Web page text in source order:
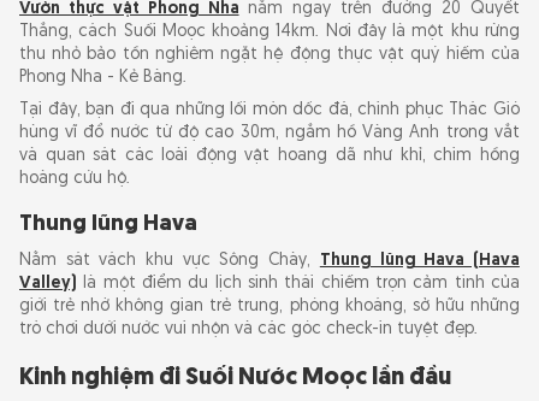
Vườn thực vật Phong Nha nằm ngay trên đường 20 Quyết
Thắng, cách Suối Moọc khoảng 14km. Nơi đây là một khu rừng
thu nhỏ bảo tồn nghiêm ngặt hệ động thực vật quý hiếm của
Phong Nha - Kẻ Bàng.
Tại đây, bạn đi qua những lối mòn dốc đá, chinh phục Thác Gió
hùng vĩ đổ nước từ độ cao 30m, ngắm hồ Vàng Anh trong vắt
và quan sát các loài động vật hoang dã như khỉ, chim hồng
hoàng cứu hộ.
Thung lũng Hava
Nằm sát vách khu vực Sông Chày, Thung lũng Hava (Hava
Valley) là một điểm du lịch sinh thái chiếm trọn cảm tình của
giới trẻ nhờ không gian trẻ trung, phóng khoáng, sở hữu những
trò chơi dưới nước vui nhộn và các góc check-in tuyệt đẹp.
Kinh nghiệm đi Suối Nước Moọc lần đầu